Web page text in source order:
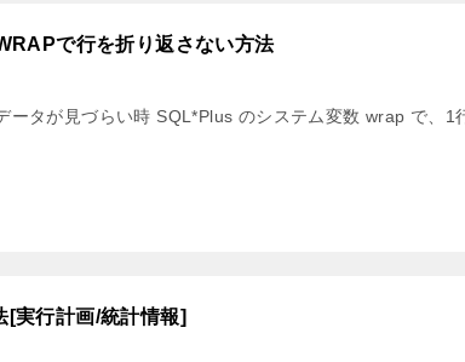
で行を折り返さない方法
ータが見づらい時 SQL*Plus のシステム変数 wrap で、1
[実行計画/統計情報]